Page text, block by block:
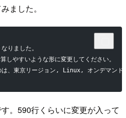
ました。
りました。
しやすいような形に変更してください。
は、東京リージョン, Linux, オンデマンド
。590行くらいに変更が入って